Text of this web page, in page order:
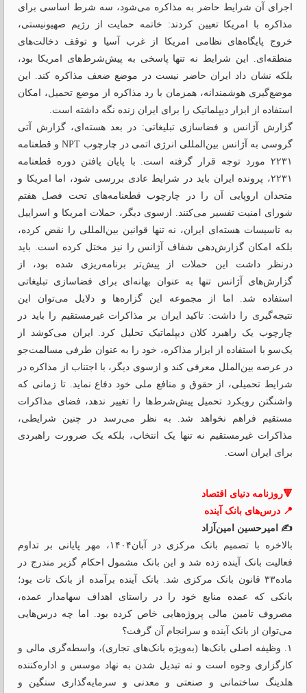
اجرای آن شرایط حاضر به مذاکره می‌شود، سه شرط اساسی برای
مذاکره با امریکا تعیین کردند: خاتمه حمایت از رژیم صهیونیستی،
خروج پایگاه‌های نظامی امریکا از غرب آسیا و توقف دخالت‌های
منطقه‌ای. این شرایط نه تنها پاسخی به پیش‌شرط‌های امریکا بود،
بلکه نشان داد ایران حاضر نیست در موضع ضعف مذاکره کند. این
موضع‌گیری هوشمندانه، همزمان با رد مذاکره از موضع تحمیل، امکان
استفاده از ابزار دیپلماتیک را برای ایران زنده نگه داشته است.
گزارش آژانس و فضاسازی تبلیغاتی: در بعد هسته‌ای، گزارش‌ آتی
گروسی به آژانس بین‌المللی انرژی اتمی در چارچوب NPT و قطعنامه
۲۲۳۱ مورد توجه قرار گرفته است. با پایان یافتن دوره قطعنامه
۲۲۳۱، پرونده ایران باید در شرایط عادی بررسی شود، اما امریکا و
متحدان اروپایی آن را در چارچوب قطعنامه‌های تحت فصل هفتم
شورای امنیت تفسیر می‌کنند. از‌سوی دیگر، حملات امریکا و اسراییل
به تاسیسات هسته‌ای ایران، نه تنها قوانین بین‌المللی را نقض کرده،
بلکه امکان گزارش‌دهی شفاف آژانس را نیز مختل کرده است. باید
در‌نظر داشت این حملات از پیش‌تر برنامه‌ریزی شده بود، از
گزارش‌های آژانس تنها به عنوان بهانه‌ای برای فضاسازی تبلیغاتی
استفاده شد. اما از مجموعه این گزاره‌ها و دلایل می‌توان این
نتیجه‌گیری را داشت: تاکید ایران بر مذاکرات غیرمستقیم را باید در
چارچوب یک راهبرد کلان دیپلماتیک تحلیل کرد. ایران می‌کوشد از
یک‌سو با استفاده از ابزار مذاکره، خود را به عنوان طرفی مسالمت‌جو
در عرصه بین‌الملل معرفی کند و از‌سوی دیگر، با اجتناب از مذاکره در
شرایط تحمیلی، از حقوق و منافع ملی خود دفاع نماید. تا زمانی که
واشنگتن رویکرد تحمیل پیش‌شرط‌‌ها را تغییر ندهد، فضای مذاکرات
مستقیم فراهم نخواهد شد. به نظر می‌رسد در چنین شرایطی،
مذاکرات غیرمستقیم نه تنها یک انتخاب، بلکه یک ضرورت راهبردی
برای ایران است.
🔻روزنامه دنیای اقتصاد
📍 درس‌های بانک آینده
✍️ امیرحسین امین‌آزاد
بالاخره با تصمیم بانک مرکزی در آبان۱۴۰۴، مهر پایانی بر تداوم
فعالیت بانک آینده زده شد و این بانک مشمول احکام گزیر مندرج در
ماده۳۳ قانون بانک مرکزی شد. بانک آینده برآمده از بانک تات بود؛
بانکی که عمده منابع خود را در راستای اهداف سهامدار عمده،
مصروف تامین مالی پروژه‌هایی خاص کرده بود. اما چه درس‌هایی
می‌توان از بانک آینده و سرانجام آن گرفت؟
۱. وظیفه اصلی بانک‌ها (به‌ویژه بانک‌های تجاری)، واسطه‌گری مالی و
کارگزاری وجوه است و نه تبدیل شدن به نهاد موسس و اداره‌کننده
هلدینگ ساختمانی و صنعتی و معدنی و سرمایه‌گذاری سنگین و